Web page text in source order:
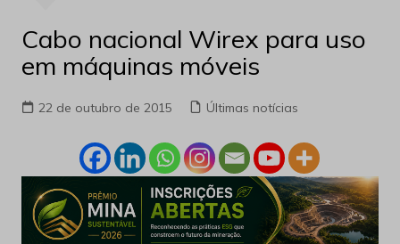
Cabo nacional Wirex para uso
em máquinas móveis
22 de outubro de 2015 Últimas notícias